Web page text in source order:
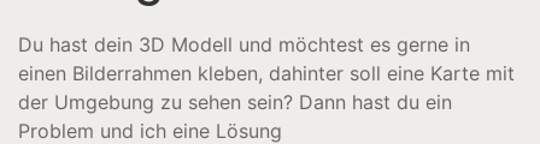
Du hast dein 3D Modell und möchtest es gerne in
einen Bilderrahmen kleben, dahinter soll eine Karte mit
der Umgebung zu sehen sein? Dann hast du ein
Problem und ich eine Lösung